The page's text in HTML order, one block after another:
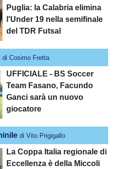
Puglia: la Calabria elimina
l'Under 19 nella semifinale
del TDR Futsal
di Cosimo Fretta
UFFICIALE - BS Soccer
Team Fasano, Facundo
Ganci sarà un nuovo
giocatore
di Vito Prigigallo
La Coppa Italia regionale di
Eccellenza è della Miccoli